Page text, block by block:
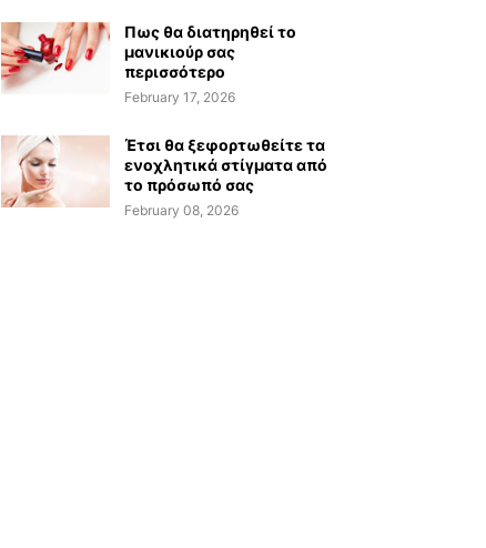
Πως θα διατηρηθεί το
μανικιούρ σας
περισσότερο
February 17, 2026
Έτσι θα ξεφορτωθείτε τα
ενοχλητικά στίγματα από
το πρόσωπό σας
February 08, 2026